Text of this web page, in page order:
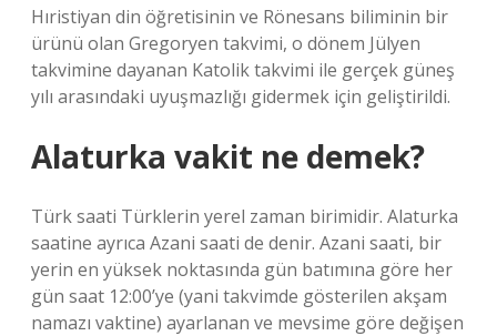
Hıristiyan din öğretisinin ve Rönesans biliminin bir
ürünü olan Gregoryen takvimi, o dönem Jülyen
takvimine dayanan Katolik takvimi ile gerçek güneş
yılı arasındaki uyuşmazlığı gidermek için geliştirildi.
Alaturka vakit ne demek?
Türk saati Türklerin yerel zaman birimidir. Alaturka
saatine ayrıca Azani saati de denir. Azani saati, bir
yerin en yüksek noktasında gün batımına göre her
gün saat 12:00’ye (yani takvimde gösterilen akşam
namazı vaktine) ayarlanan ve mevsime göre değişen